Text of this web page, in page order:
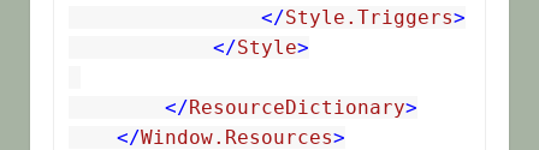
</Style.Triggers>
</Style>
</ResourceDictionary>
</Window.Resources>